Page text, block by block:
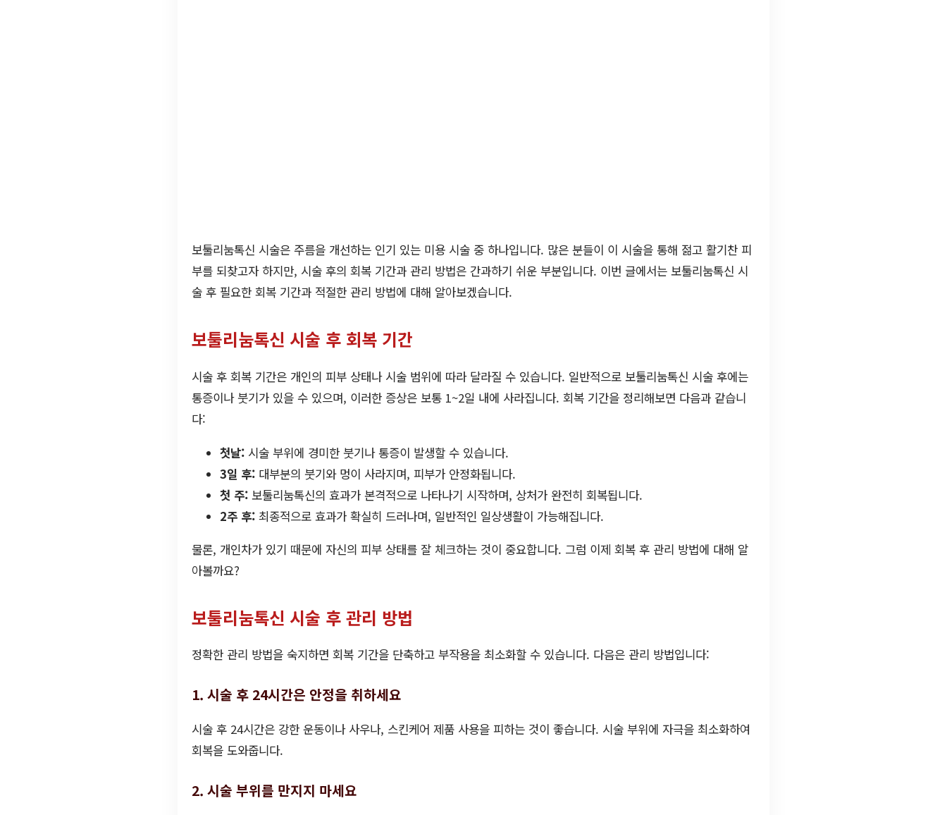
보툴리눔톡신 시술은 주름을 개선하는 인기 있는 미용 시술 중 하나입니다. 많은 분들이 이 시술을 통해 젊고 활기찬 피
부를 되찾고자 하지만, 시술 후의 회복 기간과 관리 방법은 간과하기 쉬운 부분입니다. 이번 글에서는 보툴리눔톡신 시
술 후 필요한 회복 기간과 적절한 관리 방법에 대해 알아보겠습니다.
보툴리눔톡신 시술 후 회복 기간
시술 후 회복 기간은 개인의 피부 상태나 시술 범위에 따라 달라질 수 있습니다. 일반적으로 보툴리눔톡신 시술 후에는
통증이나 붓기가 있을 수 있으며, 이러한 증상은 보통 1~2일 내에 사라집니다. 회복 기간을 정리해보면 다음과 같습니
다:
첫날: 시술 부위에 경미한 붓기나 통증이 발생할 수 있습니다.
3일 후: 대부분의 붓기와 멍이 사라지며, 피부가 안정화됩니다.
첫 주: 보툴리눔톡신의 효과가 본격적으로 나타나기 시작하며, 상처가 완전히 회복됩니다.
2주 후: 최종적으로 효과가 확실히 드러나며, 일반적인 일상생활이 가능해집니다.
물론, 개인차가 있기 때문에 자신의 피부 상태를 잘 체크하는 것이 중요합니다. 그럼 이제 회복 후 관리 방법에 대해 알
아볼까요?
보툴리눔톡신 시술 후 관리 방법
정확한 관리 방법을 숙지하면 회복 기간을 단축하고 부작용을 최소화할 수 있습니다. 다음은 관리 방법입니다:
1. 시술 후 24시간은 안정을 취하세요
시술 후 24시간은 강한 운동이나 사우나, 스킨케어 제품 사용을 피하는 것이 좋습니다. 시술 부위에 자극을 최소화하여
회복을 도와줍니다.
2. 시술 부위를 만지지 마세요